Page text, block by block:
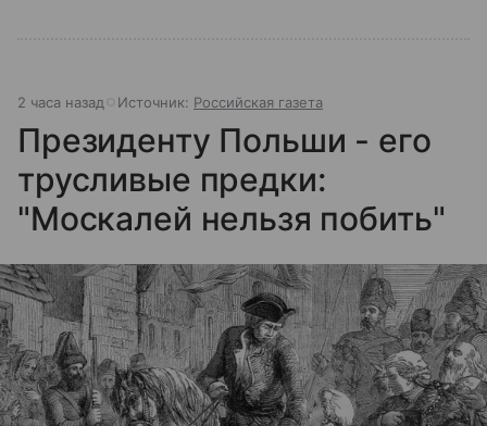
2 часа назад Источник: Российская газета
Президенту Польши - его
трусливые предки:
"Москалей нельзя побить"